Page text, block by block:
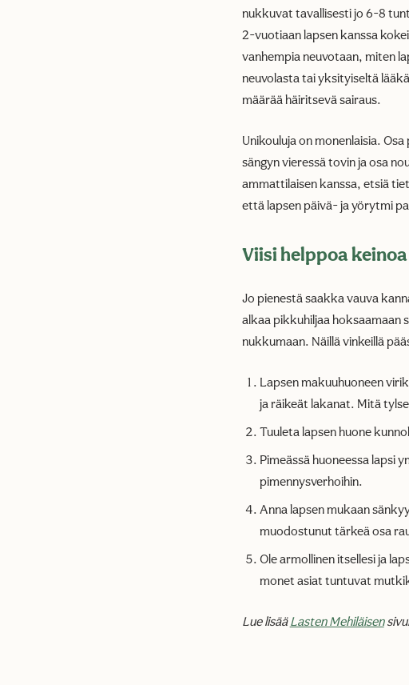
nukkuvat tavallisesti jo 6-8
2-vuotiaan lapsen kanssa
vanhempia neuvotaan, miten
neuvolasta tai yksityiseltä
määrää häiritsevä sairaus.
Unikouluja on monenlaisia.
sängyn vieressä tovin ja osa
ammattilaisen kanssa, etsiä
että lapsen päivä- ja yörytmi
Viisi helppoa
Jo pienestä saakka vauva
alkaa pikkuhiljaa hoksaamaan
nukkumaan. Näillä vinkeillä
Lapsen makuuhuoneen
ja räikeät lakanat. Mitä
Tuuleta lapsen huone
Pimeässä huoneessa lapsi
pimennysverhoihin.
Anna lapsen mukaan
muodostunut tärkeä osa
Ole armollinen itsellesi ja
monet asiat tuntuvat
Lue lisääLasten Mehiläisen